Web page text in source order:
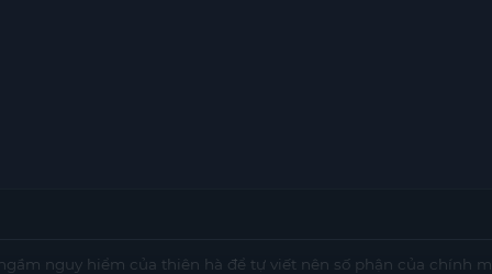
nguy hiểm của thiên hà để tự viết nên số phận của chính